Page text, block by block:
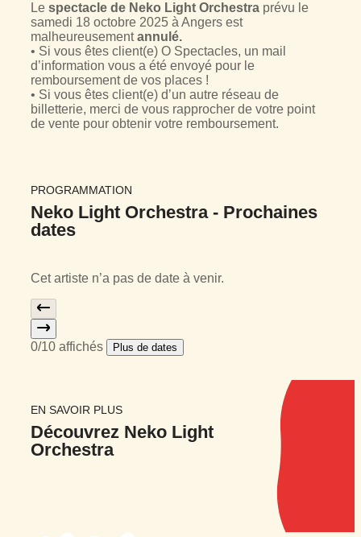
Le spectacle de Neko Light Orchestra prévu le
samedi 18 octobre 2025 à Angers est
malheureusementannulé.
• Si vous êtes client(e) O Spectacles, un mail
d’information vous a été envoyé pour le
remboursement de vos places !
• Si vous êtes client(e) d’un autre réseau de
billetterie, merci de vous rapprocher de votre point
de vente pour obtenir votre remboursement.
PROGRAMMATION
Neko Light Orchestra - Prochaines
dates
Cet artiste n’a pas de date à venir.
0/10 affichés Plus de dates
EN SAVOIR PLUS
Découvrez Neko Light
Orchestra